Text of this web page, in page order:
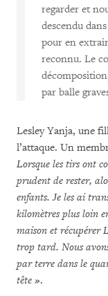
regarder et
descendu
pour en
reconnu. Le
par balle
Lesley Yanja, une
l’attaque. Un
Lorsque les tirs ont
prudent de rester,
enfants. Je les ai
kilomètres plus loin
maison et récupérer
trop tard. Nous
par terre dans le
tête ».